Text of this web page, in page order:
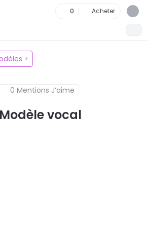
0 Acheter
>
0 Mentions J’aime
AI Modèle vocal